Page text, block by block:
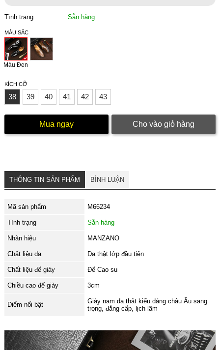
Tình trạng Sẵn hàng
MÀU SẮC
Màu Đen
KÍCH CỠ
38 39 40 41 42 43
Mua ngay Cho vào giỏ hàng
THÔNG TIN SẢN PHẨM BÌNH LUẬN
Mã sản phẩm M66234
Tình trạng Sẵn hàng
Nhãn hiệu MANZANO
Chất liệu da Da thật lớp đầu tiên
Chất liệu đế giày Đế Cao su
Chiều cao đế giày 3cm
Điểm nổi bật
Giày nam da thật kiểu dáng châu Âu sang
trọng, đẳng cấp, lịch lãm